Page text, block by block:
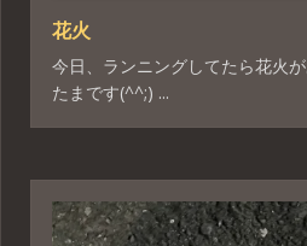
花火
今日、ランニングしてたら花火
たまです(^^;) ...